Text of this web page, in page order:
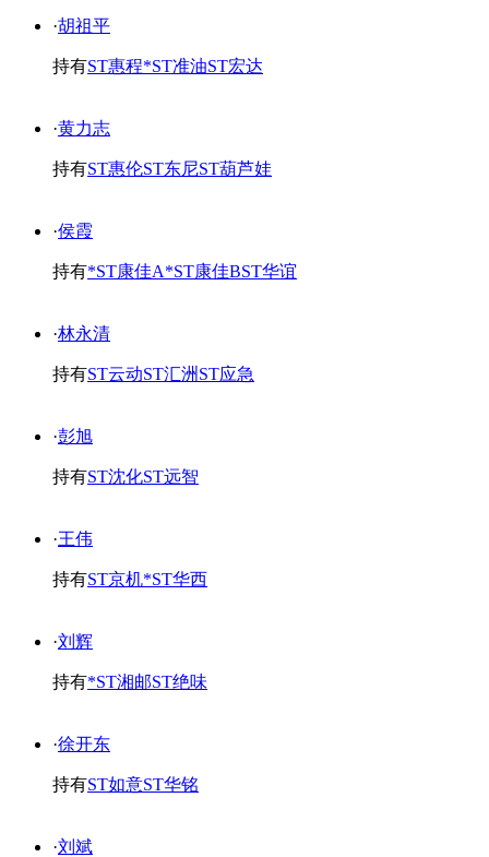
·胡祖平
持有ST惠程*ST准油ST宏达
·黄力志
持有ST惠伦ST东尼ST葫芦娃
·侯霞
持有*ST康佳A*ST康佳BST华谊
·林永清
持有ST云动ST汇洲 ST应急
·彭旭
持有ST沈化ST远智
·王伟
持有ST京机*ST华西
·刘辉
持有*ST湘邮ST绝味
·徐开东
持有ST如意ST华铭
·刘斌